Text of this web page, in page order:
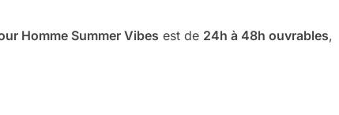
Homme Summer Vibes est de 24h à 48h ouvrables,